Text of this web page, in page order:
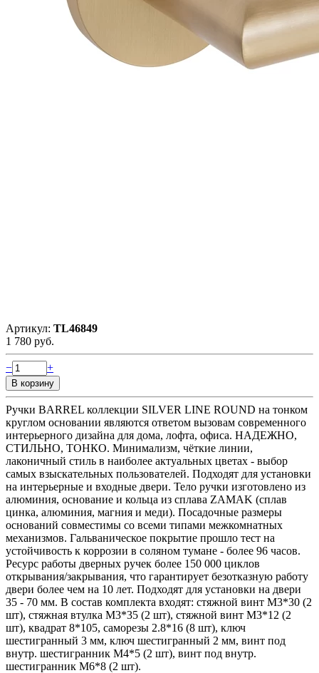
Артикул: TL46849
1 780 руб.
− +
Ручки BARREL коллекции SILVER LINE ROUND на тонком
круглом основании являются ответом вызовам современного
интерьерного дизайна для дома, лофта, офиса. НАДЕЖНО,
СТИЛЬНО, ТОНКО. Минимализм, чёткие линии,
лаконичный стиль в наиболее актуальных цветах - выбор
самых взыскательных пользователей. Подходят для установки
на интерьерные и входные двери. Тело ручки изготовлено из
алюминия, основание и кольца из сплава ZAMAK (сплав
цинка, алюминия, магния и меди). Посадочные размеры
оснований совместимы со всеми типами межкомнатных
механизмов. Гальваническое покрытие прошло тест на
устойчивость к коррозии в соляном тумане - более 96 часов.
Ресурс работы дверных ручек более 150 000 циклов
открывания/закрывания, что гарантирует безотказную работу
двери более чем на 10 лет. Подходят для установки на двери
35 - 70 мм. В состав комплекта входят: стяжной винт М3*30 (2
шт), стяжная втулка М3*35 (2 шт), стяжной винт М3*12 (2
шт), квадрат 8*105, саморезы 2.8*16 (8 шт), ключ
шестигранный 3 мм, ключ шестигранный 2 мм, винт под
внутр. шестигранник М4*5 (2 шт), винт под внутр.
шестигранник М6*8 (2 шт).